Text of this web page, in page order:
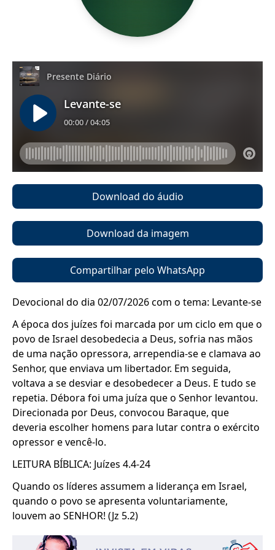
Download do áudio
Download da imagem
Compartilhar pelo WhatsApp
Devocional do dia 02/07/2026 com o tema: Levante-se
A época dos juízes foi marcada por um ciclo em que o
povo de Israel desobedecia a Deus, sofria nas mãos
de uma nação opressora, arrependia-se e clamava ao
Senhor, que enviava um libertador. Em seguida,
voltava a se desviar e desobedecer a Deus. E tudo se
repetia. Débora foi uma juíza que o Senhor levantou.
Direcionada por Deus, convocou Baraque, que
deveria escolher homens para lutar contra o exército
opressor e vencê-lo.
LEITURA BÍBLICA: Juízes 4.4-24
Quando os líderes assumem a liderança em Israel,
quando o povo se apresenta voluntariamente,
louvem ao SENHOR! (Jz 5.2)